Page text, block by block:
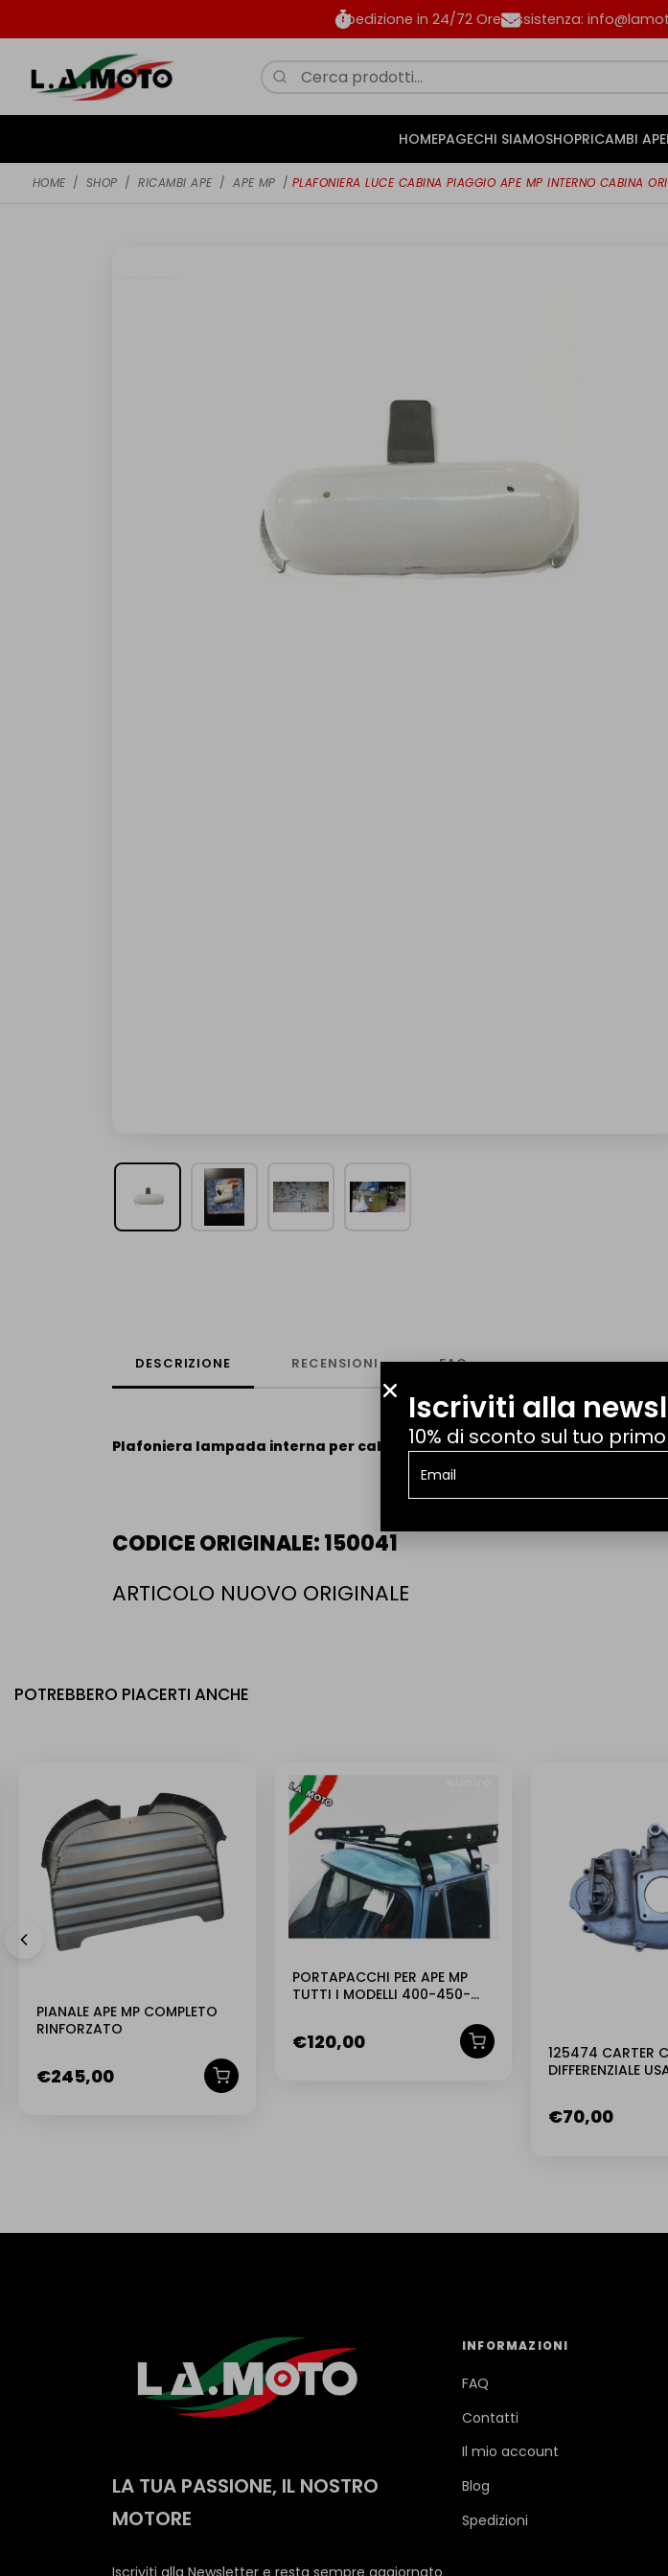
Spedizione in 24/72 Ore Assistenza:
HOMEPAGECHI SIAMOSHOPRICAMBI APE
HOME / SHOP / RICAMBI APE / APE MP / PLAFONIERA LUCE CABINA PIAGGIO APE MP INTERNO CABINA
DESCRIZIONE RECENSIONI FAQ
Plafoniera lampada interna per cabina APE MP 501 600 601 50 TL5T r.o.
CODICE ORIGINALE: 150041
ARTICOLO NUOVO ORIGINALE
POTREBBERO PIACERTI ANCHE
PIANALE APE MP COMPLETO
RINFORZATO
€245,00
PORTAPACCHI PER APE MP
TUTTI I MODELLI 400-450-
€120,00
125474 CARTER
DIFFERENZIALE
€70,00
LA TUA PASSIONE, IL NOSTRO
MOTORE
INFORMAZIONI
FAQ
Contatti
Il mio account
Blog
Spedizioni
Iscriviti alla
10% di sconto sul tuo